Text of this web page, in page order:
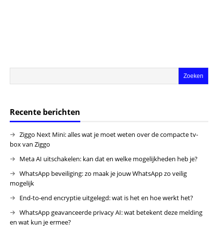
Recente berichten
Ziggo Next Mini: alles wat je moet weten over de compacte tv-
box van Ziggo
Meta AI uitschakelen: kan dat en welke mogelijkheden heb je?
WhatsApp beveiliging: zo maak je jouw WhatsApp zo veilig
mogelijk
End-to-end encryptie uitgelegd: wat is het en hoe werkt het?
WhatsApp geavanceerde privacy AI: wat betekent deze melding
en wat kun je ermee?